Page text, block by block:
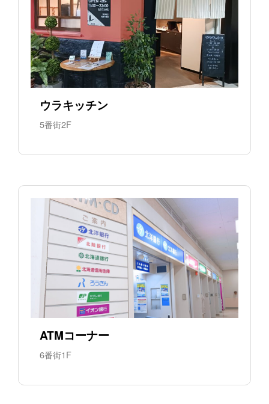
ウラキッチン
5番街2F
ATMコーナー
6番街1F